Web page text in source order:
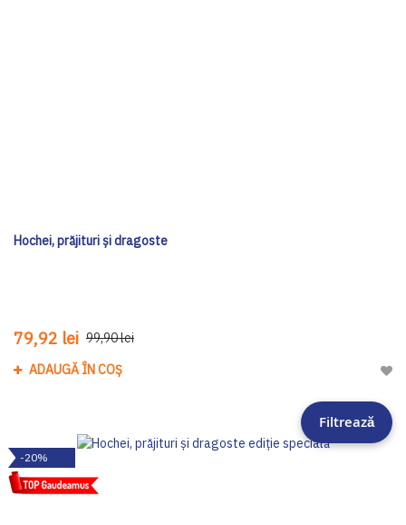
Hochei, prăjituri și dragoste
79,92 lei 99,90 lei
ADAUGĂ ÎN COȘ
-20%
Filtrează